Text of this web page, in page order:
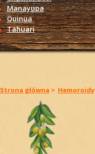
Manayupa
Quinua
Tahuari
Strona główna > Hemoroidy